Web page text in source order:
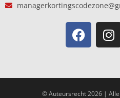
© Auteursrecht 2026 |